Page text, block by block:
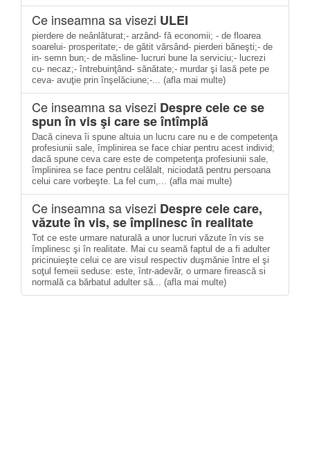
Ce inseamna sa visezi ULEI
pierdere de neânlăturat;- arzând- fă economii; - de floarea
soarelui- prosperitate;- de gătit vărsând- pierderi băneşti;- de
in- semn bun;- de măsline- lucruri bune la serviciu;- lucrezi
cu- necaz;- întrebuinţând- sănătate;- murdar şi lasă pete pe
ceva- avuţie prin înşelăciune;-... (afla mai multe)
Ce inseamna sa visezi Despre cele ce se
spun în vis şi care se întîmplă
Dacă cineva îi spune altuia un lucru care nu e de competenţa
profesiunii sale, împlinirea se face chiar pentru acest individ;
dacă spune ceva care este de competenţa profesiunii sale,
împlinirea se face pentru celălalt, niciodată pentru persoana
celui care vorbeşte. La fel cum,... (afla mai multe)
Ce inseamna sa visezi Despre cele care,
văzute în vis, se împlinesc în realitate
Tot ce este urmare naturală a unor lucruri văzute în vis se
împlinesc şi în realitate. Mai cu seamă faptul de a fi adulter
pricinuieşte celui ce are visul respectiv duşmănie între el şi
soţul femeii seduse: este, într-adevăr, o urmare firească si
normală ca bărbatul adulter să... (afla mai multe)